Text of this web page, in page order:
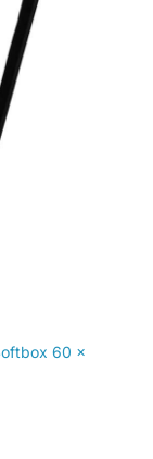
des effets
à la
européenne sur
de l'efficacité
en raison de ses
ce produit ne
d'informations
énergétique.
à lumière
600W】 deux
studio NEEWER
PRO.Chacun a une
et un nombre
. Une
à 1/1 000s et un
de 0,1 à
standard, 2
60 x